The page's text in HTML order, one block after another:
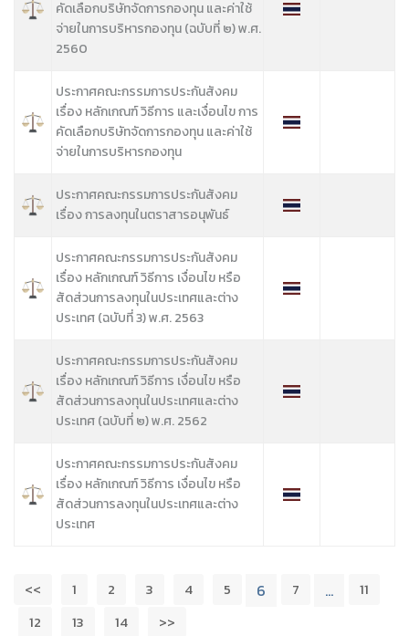
คัดเลือกบริษัทจัดการกองทุน และค่าใช้
จ่ายในการบริหารกองทุน (ฉบับที่ ๒) พ.ศ.
2560
ประกาศคณะกรรมการประกันสังคม
เรื่อง หลักเกณฑ์ วิธีการ และเงื่อนไข การ
คัดเลือกบริษัทจัดการกองทุน และค่าใช้
จ่ายในการบริหารกองทุน
ประกาศคณะกรรมการประกันสังคม
เรื่อง การลงทุนในตราสารอนุพันธ์
ประกาศคณะกรรมการประกันสังคม
เรื่อง หลักเกณฑ์ วิธีการ เงื่อนไข หรือ
สัดส่วนการลงทุนในประเทศและต่าง
ประเทศ (ฉบับที่ 3) พ.ศ. 2563
ประกาศคณะกรรมการประกันสังคม
เรื่อง หลักเกณฑ์ วิธีการ เงื่อนไข หรือ
สัดส่วนการลงทุนในประเทศและต่าง
ประเทศ (ฉบับที่ ๒) พ.ศ. 2562
ประกาศคณะกรรมการประกันสังคม
เรื่อง หลักเกณฑ์ วิธีการ เงื่อนไข หรือ
สัดส่วนการลงทุนในประเทศและต่าง
ประเทศ
<< 1 2 3 4 5 6 7 …
11
12
13 14 >>